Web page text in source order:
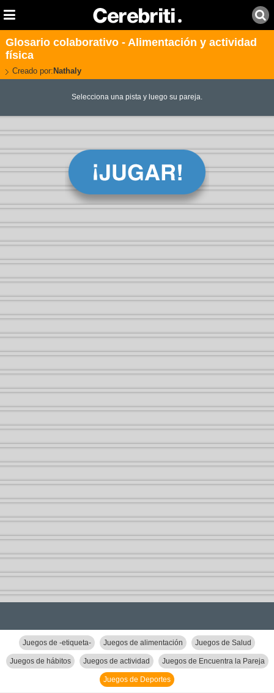
Glosario colaborativo - Alimentación y actividad
física
Creado por: Nathaly
Selecciona una pista y luego su pareja.
Juegos de -etiqueta- Juegos de alimentación Juegos de Salud
Juegos de hábitos Juegos de actividad Juegos de Encuentra la Pareja
Juegos de Deportes